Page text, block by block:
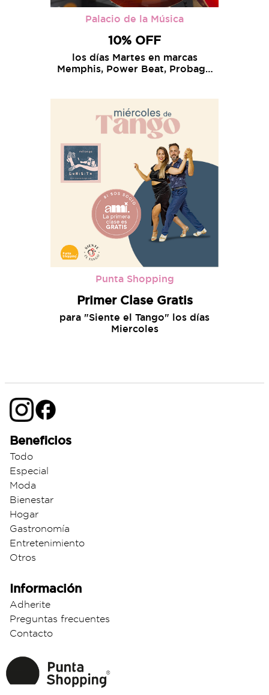
Palacio de la Música
10% OFF
los días Martes en marcas
Memphis, Power Beat, Probags,
Punta Shopping
Primer Clase Gratis
para "Siente el Tango" los días
Miercoles
Beneficios
Todo
Especial
Moda
Bienestar
Hogar
Gastronomía
Entretenimiento
Otros
Información
Adherite
Preguntas frecuentes
Contacto